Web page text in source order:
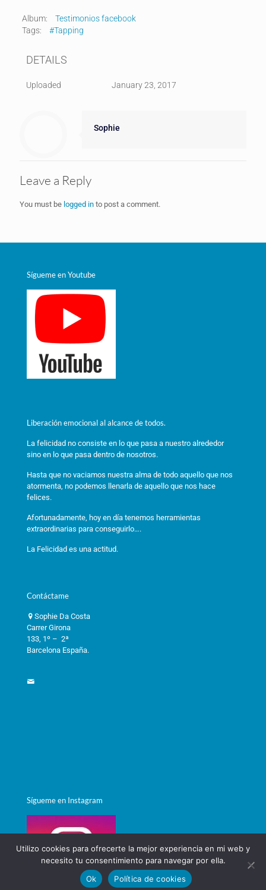
Album:
Testimonios facebook
Tags:
#Tapping
DETAILS
Uploaded January 23, 2017
Sophie
Leave a Reply
You must be logged in to post a comment.
Sígueme en Youtube
Liberación emocional al alcance de todos.
La felicidad no consiste en lo que pasa a nuestro alrededor
sino en lo que pasa dentro de nosotros.
Hasta que no vaciamos nuestra alma de todo aquello que nos
atormenta, no podemos llenarla de aquello que nos hace
felices.
Afortunadamente, hoy en día tenemos herramientas
extraordinarias para conseguirlo….
La Felicidad es una actitud.
Contáctame
Sophie Da Costa
Carrer Girona
133, 1º – 2ª
Barcelona España.
Sígueme en Instagram
Utilizo cookies para ofrecerte la mejor experiencia en mi web y
necesito tu consentimiento para navegar por ella.
Ok
Política de cookies